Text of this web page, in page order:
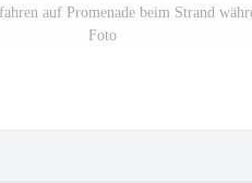
auf Promenade beim Strand
Foto